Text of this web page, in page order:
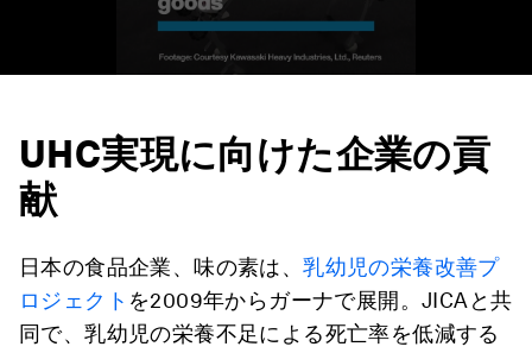
UHC実現に向けた企業の貢
献
日本の食品企業、味の素は、乳幼児の栄養改善プ
ロジェクト を2009年からガーナで展開。JICAと共
同で、乳幼児の栄養不足による死亡率を低減する